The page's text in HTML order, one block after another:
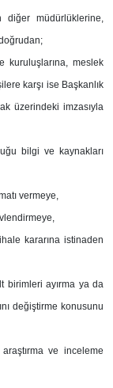
diğer müdürlüklerine,
kuruluşlarına, meslek
karşı ise Başkanlık
üzerindeki imzasıyla
bilgi ve kaynakları
vermeye,
kararına istinaden
birimleri ayırma ya da
değiştirme konusunu
ve inceleme